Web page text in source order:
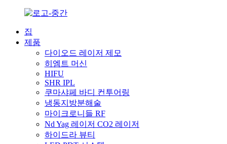
집
제품
다이오드 레이저 제모
히엠트 머신
HIFU
SHR IPL
쿠마샤페 바디 컨투어링
냉동지방분해술
마이크로니들 RF
Nd Yag 레이저 CO2 레이저
하이드라 뷰티